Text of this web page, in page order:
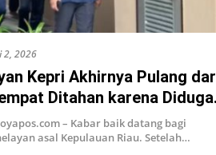
2, 2026
Kepri Akhirnya Pulang
Ditahan karena Diduga
Laut – Kabar baik datang bagi
asal Kepulauan Riau. Setelah…